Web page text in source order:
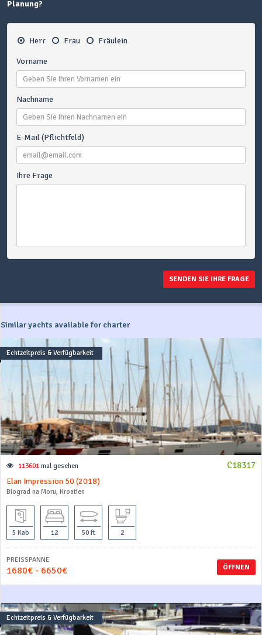
Planung?
Herr Frau Fräulein
Vorname
Nachname
E-Mail (Pflichtfeld)
Ihre Frage
SENDEN SIE IHRE FRAGE
Similar yachts available for charter
Echtzeitpreis & Verfügbarkeit
C18317
113601 mal gesehen
Elan Impression 50 (2018)
Biograd na Moru, Kroatien
5 Kab 12 50 ft 2
ÖFFNEN
PREISSPANNE
1680€ - 6650€
Echtzeitpreis & Verfügbarkeit